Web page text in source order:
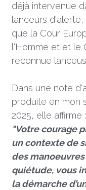
déjà intervenue
lanceurs
que la Cour
l'Homme et et le
reconnue
Dans une note
produite en mon
2025, elle affirme :
"Votre courage
un contexte de
des
quiétude, vous
la démarche